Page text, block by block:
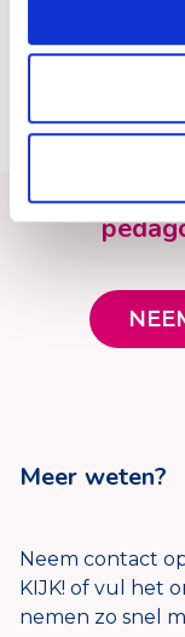
KIJK!
Meer weten?
Neem contact
KIJK! of vul het
nemen zo snel